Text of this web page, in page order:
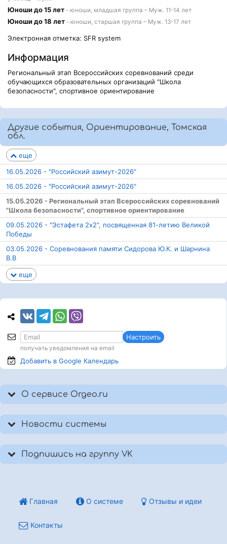
Юноши до 15 лет - юноши, младшая группа – Муж. 11-14 лет
Юноши до 18 лет - юноши, старшая группа – Муж. 13-17 лет
Электронная отметка: SFR system
Информация
Региональный этап Всероссийских соревнований среди
обучающихся образовательных организаций "Школа
безопасности", спортивное ориентирование
Другие события, Ориентирование, Томская
обл.
еще
16.05.2026 - "Российский азимут-2026"
16.05.2026 - "Российский азимут-2026"
15.05.2026 - Региональный этап Всероссийских соревнований
"Школа безопасности", спортивное ориентирование
09.05.2026 - "Эстафета 2х2", посвященная 81-летию Великой
Победы
03.05.2026 - Соревнования памяти Сидорова Ю.К. и Шарнина
В.В
еще
Настроить
получать уведомления на email
Добавить в Google Календарь
О сервисе Orgeo.ru
Новости системы
Подпишись на группу VK
Главная О системе Отзывы и идеи
Контакты